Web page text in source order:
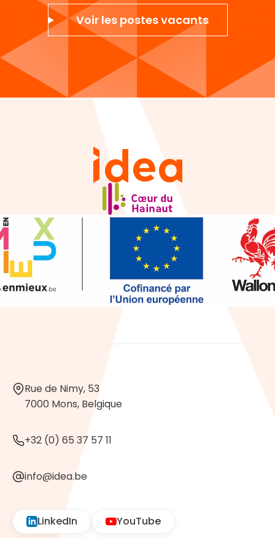
Voir les postes vacants
Rue de Nimy, 53
7000 Mons, Belgique
+32 (0) 65 37 57 11
info@idea.be
LinkedIn YouTube